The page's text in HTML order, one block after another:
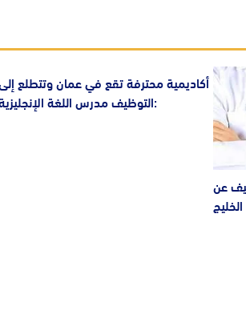
أكاديمية محترفة تقع في عمان وتتطلع
التوظيف مدرس اللغة الإنجليزية:
عن